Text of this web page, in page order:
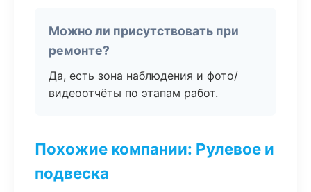
Можно ли присутствовать при
ремонте?
Да, есть зона наблюдения и фото/
видеоотчёты по этапам работ.
Похожие компании: Рулевое и
подвеска